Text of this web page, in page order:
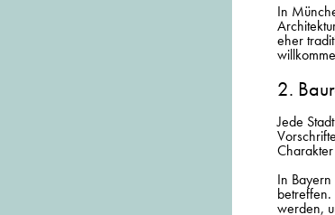
In
eher
2.
Jede
In
werden,